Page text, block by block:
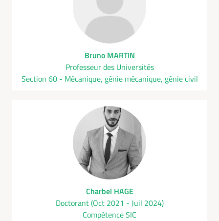
Bruno MARTIN
Professeur des Universités
Section 60 - Mécanique, génie mécanique, génie civil
Charbel HAGE
Doctorant (Oct 2021 - Juil 2024)
Compétence SIC